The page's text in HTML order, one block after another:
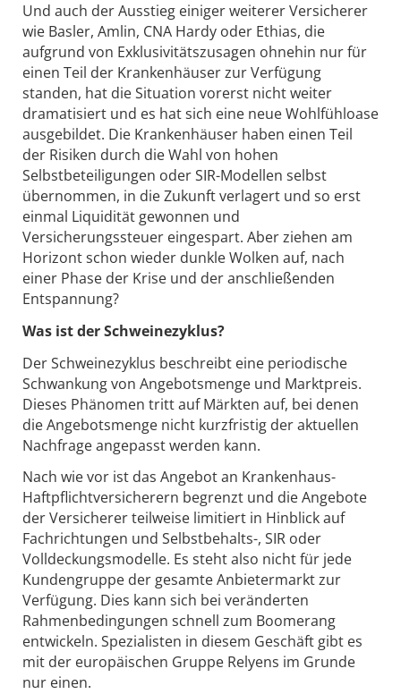
Und auch der Ausstieg einiger weiterer Versicherer
wie Basler, Amlin, CNA Hardy oder Ethias, die
aufgrund von Exklusivitätszusagen ohnehin nur für
einen Teil der Krankenhäuser zur Verfügung
standen, hat die Situation vorerst nicht weiter
dramatisiert und es hat sich eine neue Wohlfühloase
ausgebildet. Die Krankenhäuser haben einen Teil
der Risiken durch die Wahl von hohen
Selbstbeteiligungen oder SIR-Modellen selbst
übernommen, in die Zukunft verlagert und so erst
einmal Liquidität gewonnen und
Versicherungssteuer eingespart. Aber ziehen am
Horizont schon wieder dunkle Wolken auf, nach
einer Phase der Krise und der anschließenden
Entspannung?
Was ist der Schweinezyklus?
Der Schweinezyklus beschreibt eine periodische
Schwankung von Angebotsmenge und Marktpreis.
Dieses Phänomen tritt auf Märkten auf, bei denen
die Angebotsmenge nicht kurzfristig der aktuellen
Nachfrage angepasst werden kann.
Nach wie vor ist das Angebot an Krankenhaus-
Haftpflichtversicherern begrenzt und die Angebote
der Versicherer teilweise limitiert in Hinblick auf
Fachrichtungen und Selbstbehalts-, SIR oder
Volldeckungsmodelle. Es steht also nicht für jede
Kundengruppe der gesamte Anbietermarkt zur
Verfügung. Dies kann sich bei veränderten
Rahmenbedingungen schnell zum Boomerang
entwickeln. Spezialisten in diesem Geschäft gibt es
mit der europäischen Gruppe Relyens im Grunde
nur einen.